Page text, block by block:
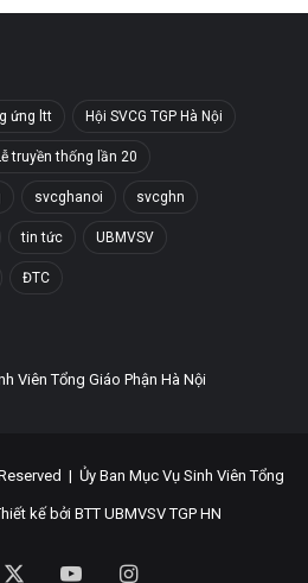
ứng ltt Hội SVCG TGP Hà Nội
truyền thống lần 20
svcghanoi svcghn
tin tức UBMVSV
ĐTC
Viên Tổng Giáo Phận Hà Nội
| Ủy Ban Mục Vụ Sinh Viên Tổng
kế bởiBTT UBMVSV TGP HN
YouTubeInstagram